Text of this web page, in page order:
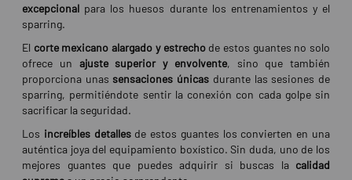
excepcional para los huesos durante los entrenamientos y el
sparring.
El corte mexicano alargado y estrechode estos guantes no solo
ofrece un ajuste superior y envolvente, sino que también
proporciona unas sensaciones únicas durante las sesiones de
sparring, permitiéndote sentir la conexión con cada golpe sin
sacrificar la seguridad.
Los increíbles detallesde estos guantes los convierten en una
auténtica joya del equipamiento boxístico. Sin duda, uno de los
mejores guantes que puedes adquirir si buscas la calidad